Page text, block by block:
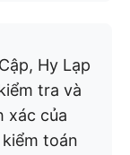
Hy Lạp
tra và
xác của
toán